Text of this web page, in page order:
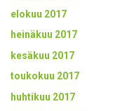
elokuu 2017
heinäkuu 2017
kesäkuu 2017
toukokuu 2017
huhtikuu 2017